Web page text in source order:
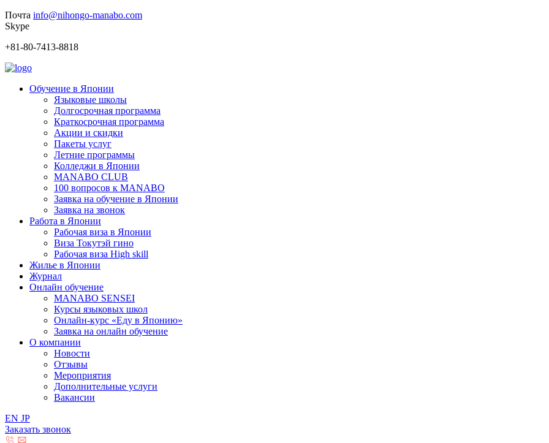
Почта info@nihongo-manabo.com
Skype
+81-80-7413-8818
Обучение в Японии
Языковые школы
Долгосрочная программа
Краткосрочная программа
Акции и скидки
Пакеты услуг
Летние программы
Колледжи в Японии
MANABO CLUB
100 вопросов к MАNABO
Заявка на обучение в Японии
Заявка на звонок
Работа в Японии
Рабочая виза в Японии
Виза Токутэй гино
Рабочая виза High skill
Жилье в Японии
Журнал
Онлайн обучение
MANABO SENSEI
Курсы языковых школ
Онлайн-курс «Еду в Японию»
Заявка на онлайн обучение
О компании
Новости
Отзывы
Мероприятия
Дополнительные услуги
Вакансии
EN JP
Заказать звонок